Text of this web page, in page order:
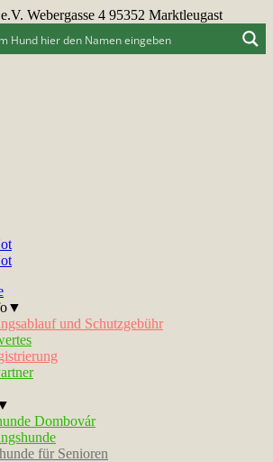
Webergasse 4 95352 Marktleugast
und Schutzgebühr
Dombovár
für Senioren